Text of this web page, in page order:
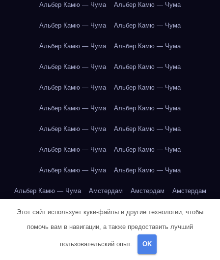
Альбер Камю — Чума Альбер Камю — Чума
Альбер Камю — Чума Альбер Камю — Чума
Альбер Камю — Чума Альбер Камю — Чума
Альбер Камю — Чума Альбер Камю — Чума
Альбер Камю — Чума Альбер Камю — Чума
Альбер Камю — Чума Альбер Камю — Чума
Альбер Камю — Чума Альбер Камю — Чума
Альбер Камю — Чума Альбер Камю — Чума
Альбер Камю — Чума Альбер Камю — Чума
Альбер Камю — Чума Амстердам Амстердам Амстердам
Амстердам Амстердам Амстердам Амстердам
Амстердам Амстердам Амстердам
Амстердам Амстердам
Этот сайт использует куки-файлы и другие технологии, чтобы
помочь вам в навигации, а также предоставить лучший
пользовательский опыт. OK